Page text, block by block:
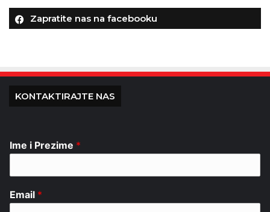
Zapratite nas na facebooku
KONTAKTIRAJTE NAS
Ime i Prezime *
Email *